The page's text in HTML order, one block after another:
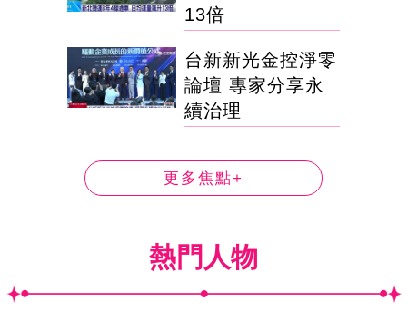
13倍
台新新光金控淨零
論壇 專家分享永
續治理
更多焦點+
熱門人物